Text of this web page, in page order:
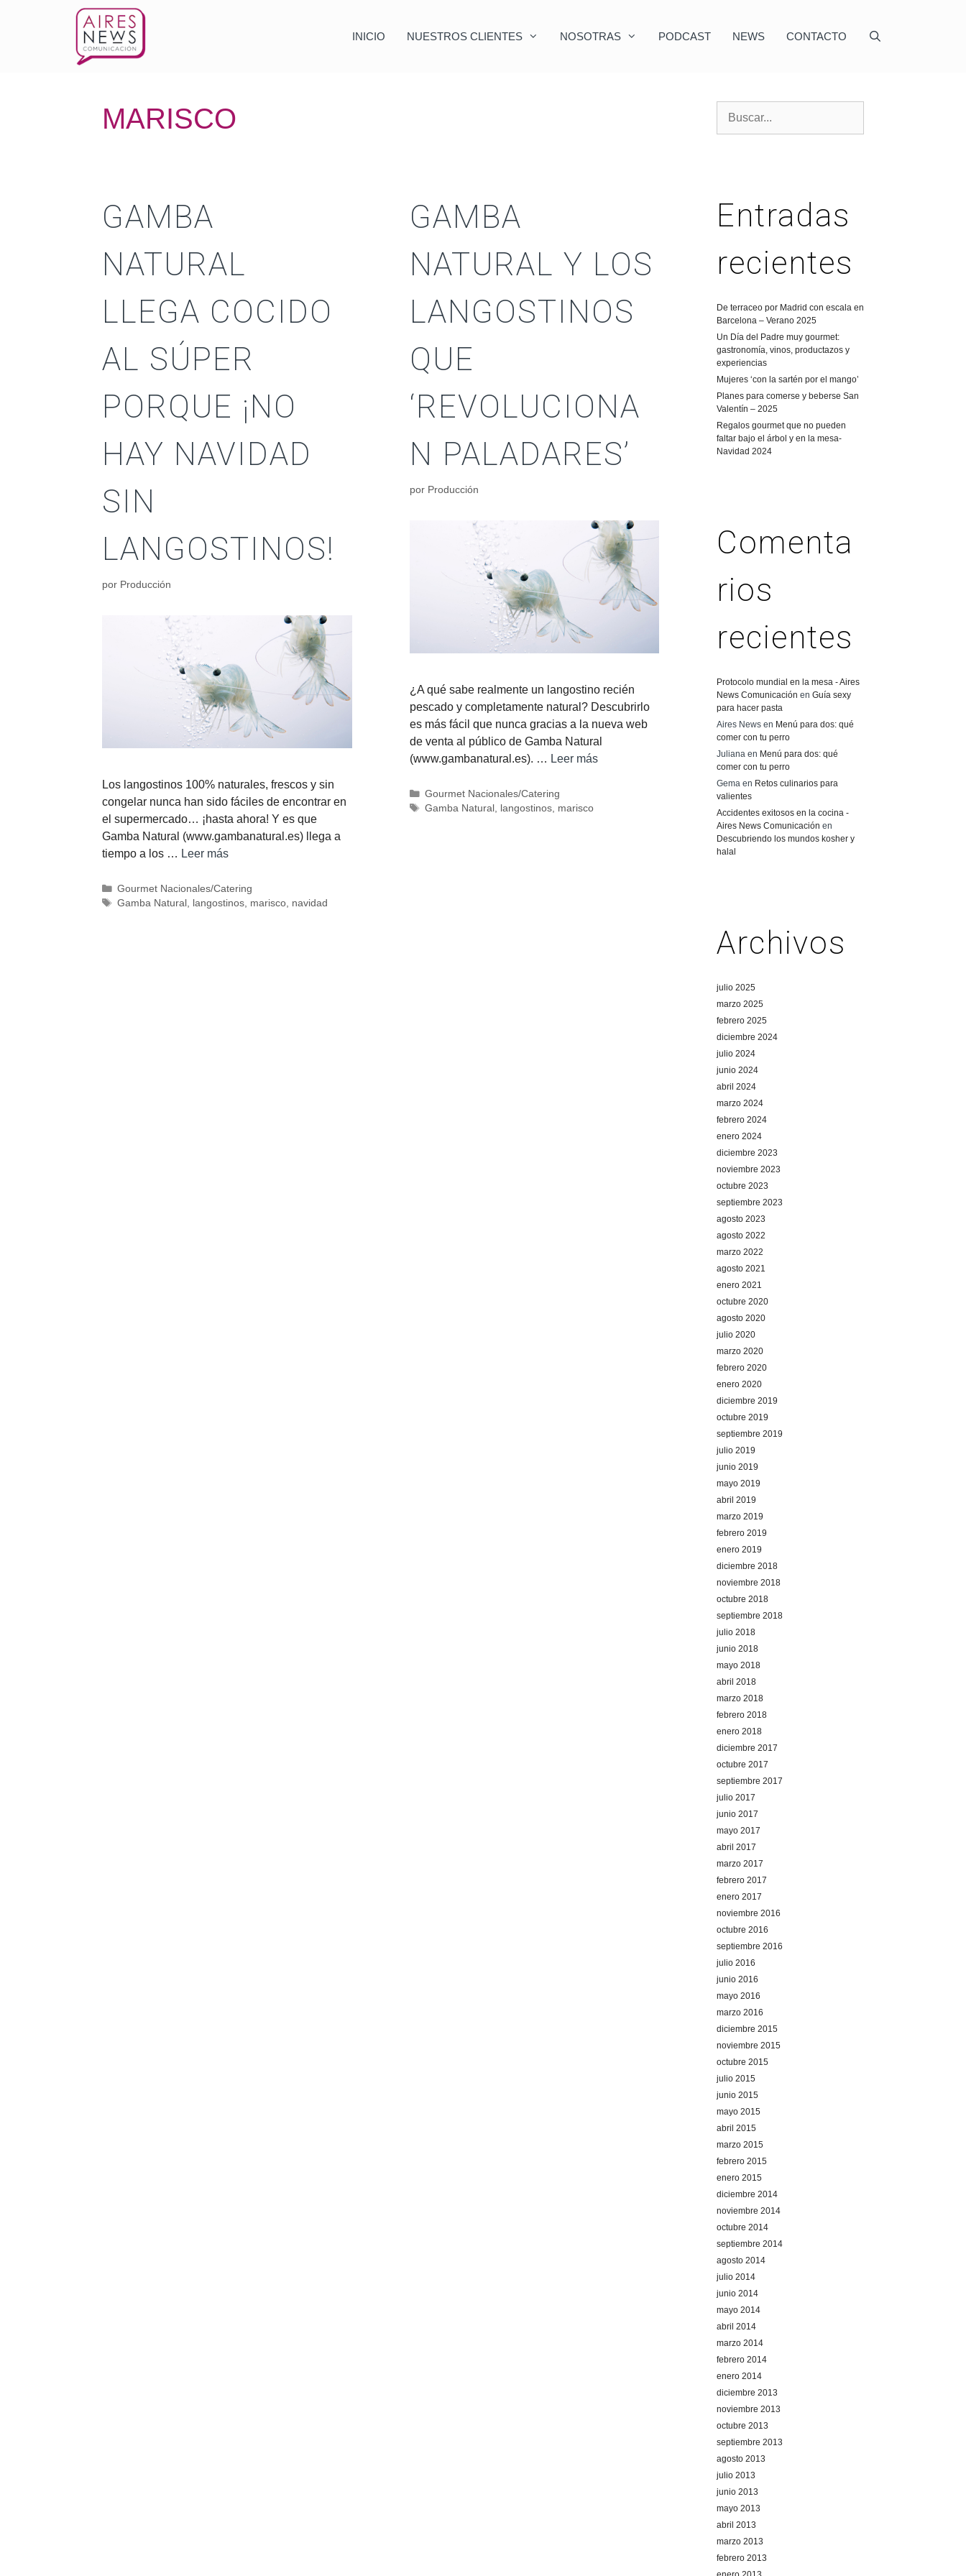
INICIO NUESTROS CLIENTES NOSOTRAS PODCAST NEWS CONTACTO
MARISCO
GAMBA
NATURAL
LLEGA COCIDO
AL SÚPER
PORQUE ¡NO
HAY NAVIDAD
SIN
LANGOSTINOS!
por Producción
Los langostinos 100% naturales, frescos y sin
congelar nunca han sido fáciles de encontrar en
el supermercado… ¡hasta ahora! Y es que
Gamba Natural (www.gambanatural.es) llega a
tiempo a los … Leer más
Gourmet Nacionales/Catering
Gamba Natural , langostinos, marisco, navidad
GAMBA
NATURAL Y LOS
LANGOSTINOS
QUE
‘REVOLUCIONA
N PALADARES’
por Producción
¿A qué sabe realmente un langostino recién
pescado y completamente natural? Descubrirlo
es más fácil que nunca gracias a la nueva web
de venta al público de Gamba Natural
(www.gambanatural.es). … Leer más
Gourmet Nacionales/Catering
Gamba Natural , langostinos, marisco
Entradas
recientes
De terraceo por Madrid con escala en
Barcelona – Verano 2025
Un Día del Padre muy gourmet:
gastronomía, vinos, productazos y
experiencias
Mujeres ‘con la sartén por el mango’
Planes para comerse y beberse San
Valentín – 2025
Regalos gourmet que no pueden
faltar bajo el árbol y en la mesa-
Navidad 2024
Comenta
rios
recientes
Protocolo mundial en la mesa - Aires
News Comunicación en Guía sexy
para hacer pasta
Aires News en Menú para dos: qué
comer con tu perro
Juliana en Menú para dos: qué
comer con tu perro
Gema en Retos culinarios para
valientes
Accidentes exitosos en la cocina -
Aires News Comunicación en
Descubriendo los mundos kosher y
halal
Archivos
julio 2025
marzo 2025
febrero 2025
diciembre 2024
julio 2024
junio 2024
abril 2024
marzo 2024
febrero 2024
enero 2024
diciembre 2023
noviembre 2023
octubre 2023
septiembre 2023
agosto 2023
agosto 2022
marzo 2022
agosto 2021
enero 2021
octubre 2020
agosto 2020
julio 2020
marzo 2020
febrero 2020
enero 2020
diciembre 2019
octubre 2019
septiembre 2019
julio 2019
junio 2019
mayo 2019
abril 2019
marzo 2019
febrero 2019
enero 2019
diciembre 2018
noviembre 2018
octubre 2018
septiembre 2018
julio 2018
junio 2018
mayo 2018
abril 2018
marzo 2018
febrero 2018
enero 2018
diciembre 2017
octubre 2017
septiembre 2017
julio 2017
junio 2017
mayo 2017
abril 2017
marzo 2017
febrero 2017
enero 2017
noviembre 2016
octubre 2016
septiembre 2016
julio 2016
junio 2016
mayo 2016
marzo 2016
diciembre 2015
noviembre 2015
octubre 2015
julio 2015
junio 2015
mayo 2015
abril 2015
marzo 2015
febrero 2015
enero 2015
diciembre 2014
noviembre 2014
octubre 2014
septiembre 2014
agosto 2014
julio 2014
junio 2014
mayo 2014
abril 2014
marzo 2014
febrero 2014
enero 2014
diciembre 2013
noviembre 2013
octubre 2013
septiembre 2013
agosto 2013
julio 2013
junio 2013
mayo 2013
abril 2013
marzo 2013
febrero 2013